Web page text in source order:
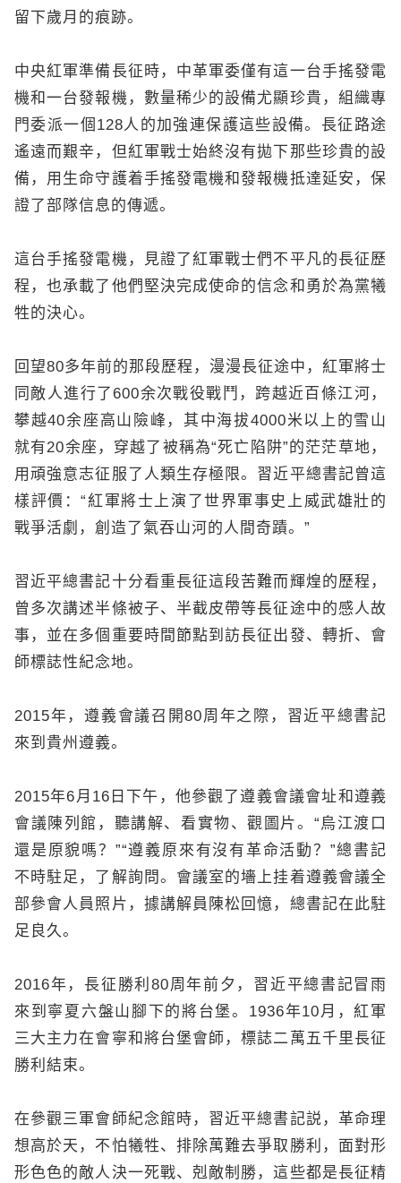
留下歲月的痕跡。
中央紅軍準備長征時，中革軍委僅有這一台手搖發電
機和一台發報機，數量稀少的設備尤顯珍貴，組織專
門委派一個128人的加強連保護這些設備。長征路途
遙遠而艱辛，但紅軍戰士始終沒有拋下那些珍貴的設
備，用生命守護着手搖發電機和發報機抵達延安，保
證了部隊信息的傳遞。
這台手搖發電機，見證了紅軍戰士們不平凡的長征歷
程，也承載了他們堅決完成使命的信念和勇於為黨犧
牲的決心。
回望80多年前的那段歷程，漫漫長征途中，紅軍將士
同敵人進行了600余次戰役戰鬥，跨越近百條江河，
攀越40余座高山險峰，其中海拔4000米以上的雪山
就有20余座，穿越了被稱為“死亡陷阱”的茫茫草地，
用頑強意志征服了人類生存極限。習近平總書記曾這
樣評價：“紅軍將士上演了世界軍事史上威武雄壯的
戰爭活劇，創造了氣吞山河的人間奇蹟。”
習近平總書記十分看重長征這段苦難而輝煌的歷程，
曾多次講述半條被子、半截皮帶等長征途中的感人故
事，並在多個重要時間節點到訪長征出發、轉折、會
師標誌性紀念地。
2015年，遵義會議召開80周年之際，習近平總書記
來到貴州遵義。
2015年6月16日下午，他參觀了遵義會議會址和遵義
會議陳列館，聽講解、看實物、觀圖片。“烏江渡口
還是原貌嗎？”“遵義原來有沒有革命活動？”總書記
不時駐足，了解詢問。會議室的墻上挂着遵義會議全
部參會人員照片，據講解員陳松回憶，總書記在此駐
足良久。
2016年，長征勝利80周年前夕，習近平總書記冒雨
來到寧夏六盤山腳下的將台堡。1936年10月，紅軍
三大主力在會寧和將台堡會師，標誌二萬五千里長征
勝利結束。
在參觀三軍會師紀念館時，習近平總書記説，革命理
想高於天，不怕犧牲、排除萬難去爭取勝利，面對形
形色色的敵人決一死戰、剋敵制勝，這些都是長征精